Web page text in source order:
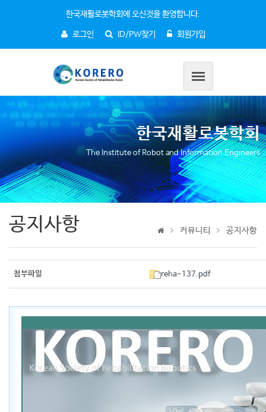
한국재활로봇학회에 오신것을 환영합니다.
로그인 ID/PW찾기 회원가입
한국재활로봇학회
The Institute of Robot and Information Engineers
공지사항 커뮤니티 공지사항
첨부파일 reha-137.pdf